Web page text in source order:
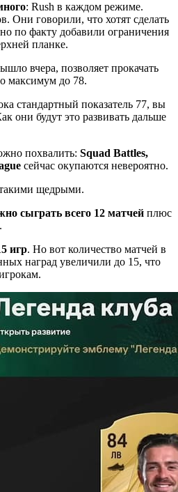
: Rush в каждом режиме.
Они говорили, что хотят сделать
по факту добавили ограничения
планке.
вчера, позволяет прокачать
максимум до 78.
стандартный показатель 77, вы
они будут это развивать дальше
похвалить: Squad Battles,
сейчас окупаются невероятно.
щедрыми.
сыграть всего 12 матчей плюс
игр. Но вот количество матчей в
наград увеличили до 15, что